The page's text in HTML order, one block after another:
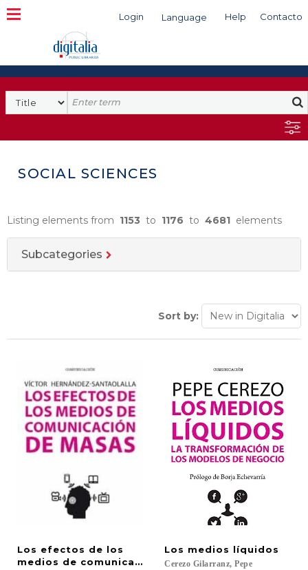
Login Language Help Contacto
Search
SOCIAL SCIENCES
Listing elements from 1153 to 1176 to 4681 elements
Subcategories
Sort by:
Los efectos de los
medios de comunicación de masas
Los medios líquidos
Cerezo Gilarranz, Pepe